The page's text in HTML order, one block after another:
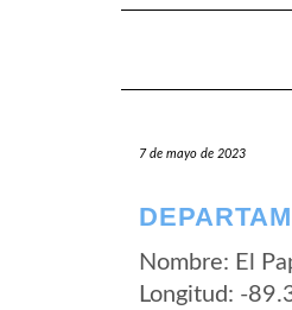
7 de mayo de 2023
Nombre: El
Longitud: -